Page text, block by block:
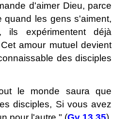
d'aimer Dieu, parce
quand les gens s'aiment,
ils expérimentent déjà
amour mutuel devient
des disciples
le monde saura que
disciples, Si vous avez